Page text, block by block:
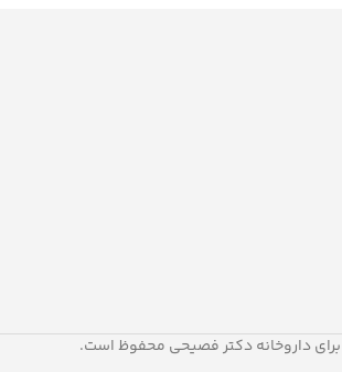
داروخانه دکتر فصیحی محفوظ است.